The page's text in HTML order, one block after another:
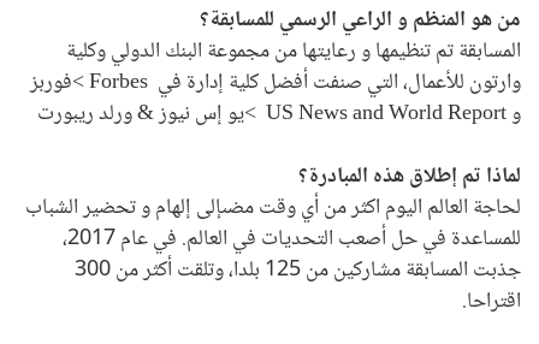
من هو المنظم و الراعي الرسمي للمسابقة؟
المسابقة تم تنظيمها و رعايتها من مجموعة البنك الدولي وكلية
وارتون للأعمال، التي صنفت أفضل كلية إدارة في
فوربز
و
>يو إس نيوز & ورلد ريبورت
لماذا تم إطلاق هذه المبادرة؟
لحاجة العالم اليوم اكثر من أي وقت مضىإلى إلهام و تحضير الشباب
للمساعدة في حل أصعب التحديات في العالم.
في عام 2017،
جذبت المسابقة مشاركين من 125 بلدا، وتلقت أكثر من 300
اقتراحا.